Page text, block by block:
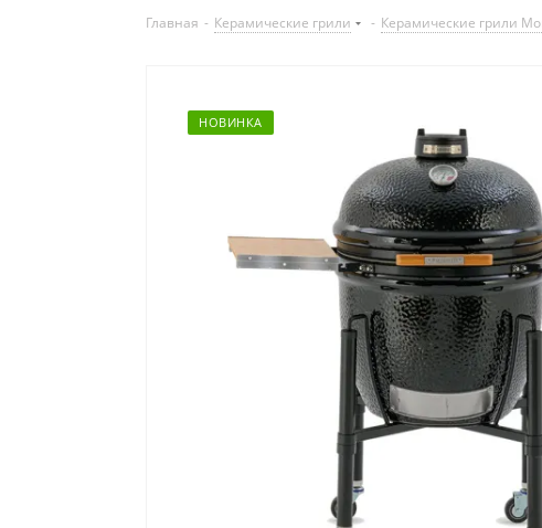
Главная - Керамические грили - Керамические грили
НОВИНКА